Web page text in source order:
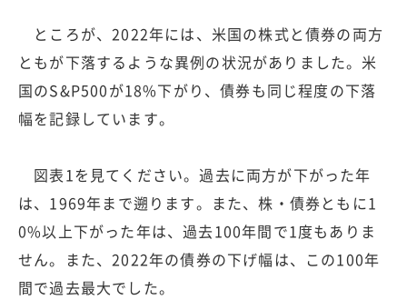
ところが、2022年には、米国の株式と債券の両方
ともが下落するような異例の状況がありました。米
国のS&P500が18%下がり、債券も同じ程度の下落
幅を記録しています。
図表1を見てください。過去に両方が下がった年
は、1969年まで遡ります。また、株・債券ともに1
0%以上下がった年は、過去100年間で1度もありま
せん。また、2022年の債券の下げ幅は、この100年
間で過去最大でした。